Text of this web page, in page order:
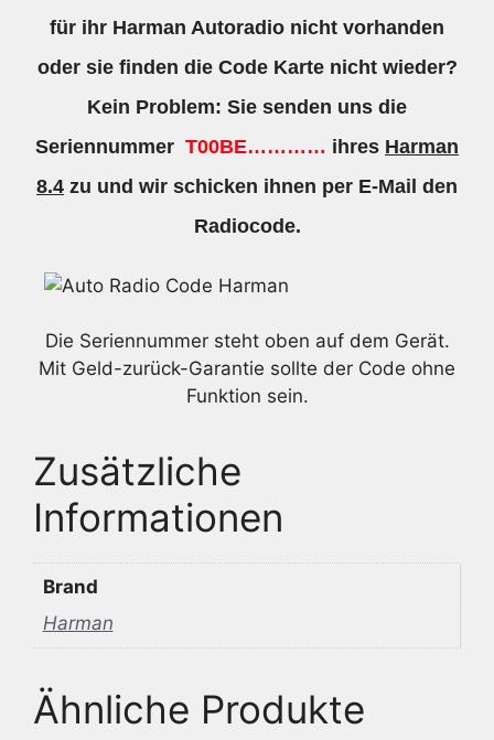
für ihr Harman Autoradio nicht vorhanden
oder sie finden die Code Karte nicht wieder?
Kein Problem: Sie senden uns die
Seriennummer T00BE………… ihres Harman
8.4 zu und wir schicken ihnen per E-Mail den
Radiocode.
Die Seriennummer steht oben auf dem Gerät.
Mit Geld-zurück-Garantie sollte der Code ohne
Funktion sein.
Zusätzliche
Informationen
Brand
Harman
Ähnliche Produkte